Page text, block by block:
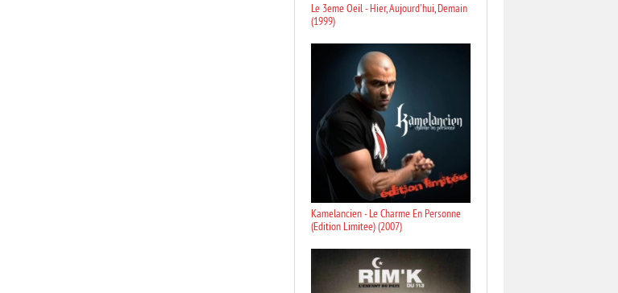
Le 3eme Oeil - Hier, Aujourd'hui, Demain
(1999)
Kamelancien - Le Charme En Personne
(Edition Limitee) (2007)